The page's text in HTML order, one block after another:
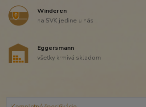
Winderen
na SVK jedine u nás
Eggersmann
všetky krmivá skladom